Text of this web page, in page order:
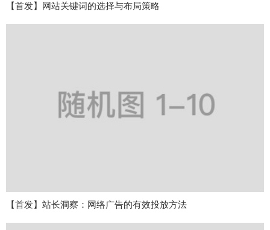
【首发】网站关键词的选择与布局策略
【首发】站长洞察：网络广告的有效投放方法